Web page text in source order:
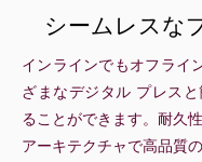
シームレスな
インラインでもオフライ
ざまなデジタル プレス
ることができます。耐久
アーキテクチャで高品質